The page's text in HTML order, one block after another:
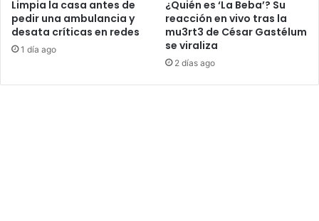
Limpia la casa antes de
pedir una ambulancia y
desata críticas en redes
1 día ago
¿Quién es ‘La Beba’? Su
reacción en vivo tras la
mu3rt3 de César Gastélum
se viraliza
2 días ago